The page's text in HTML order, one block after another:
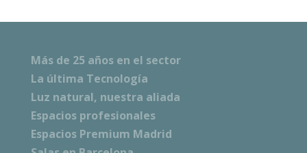
Más de 25 años en el sector
La última Tecnología
Luz natural, nuestra aliada
Espacios profesionales
Espacios Premium Madrid